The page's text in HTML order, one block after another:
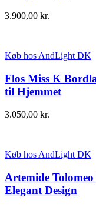
3.900,00 kr.
Køb hos AndLight DK
Flos Miss K
til Hjemmet
3.050,00 kr.
Køb hos AndLight DK
Artemide
Elegant Design